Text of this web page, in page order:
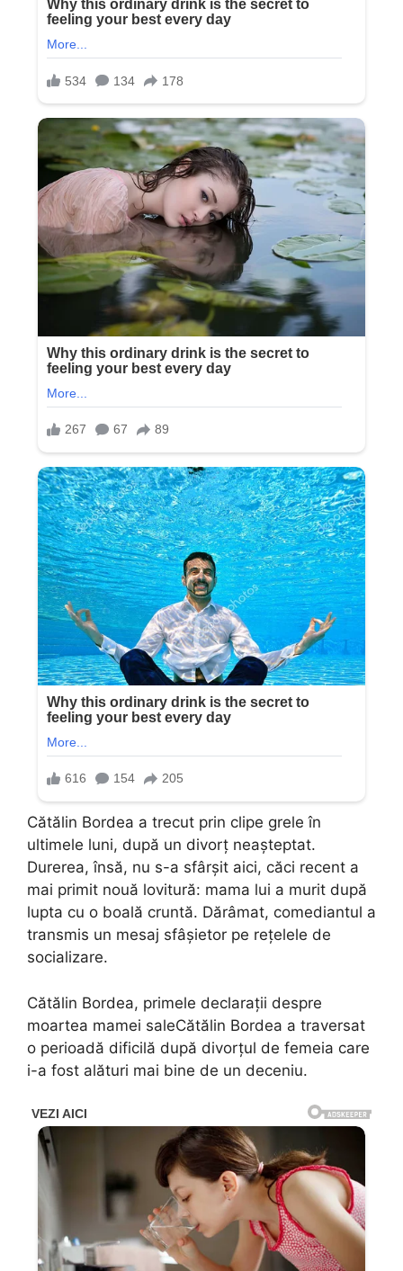
Cătălin Bordea a trecut prin clipe grele în
ultimele luni, după un divorț neașteptat.
Durerea, însă, nu s-a sfârșit aici, căci recent a
mai primit nouă lovitură: mama lui a murit după
lupta cu o boală cruntă. Dărâmat, comediantul a
transmis un mesaj sfâșietor pe rețelele de
socializare.
Cătălin Bordea, primele declarații despre
moartea mamei saleCătălin Bordea a traversat
o perioadă dificilă după divorțul de femeia care
i-a fost alături mai bine de un deceniu.